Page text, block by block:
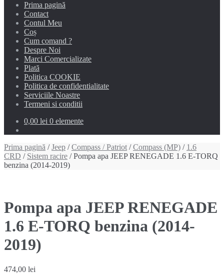
Prima pagină
Contact
Contul Meu
Coș
Cum comand ?
Despre Noi
Marci Comercializate
Plată
Politica COOKIE
Politica de confidentialitate
Serviciile Noastre
Termeni si conditii
0,00 lei 0 elemente
Prima pagină /Jeep /Compass / Patriot /Compass (MP) / 1.6
CRD / Sistem racire / Pompa apa JEEP RENEGADE 1.6 E-TORQ
benzina (2014-2019)
Pompa apa JEEP RENEGADE
1.6 E-TORQ benzina (2014-
2019)
474,00 lei